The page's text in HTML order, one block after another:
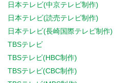
日本テレビ(中京テレビ制作)
日本テレビ(読売テレビ制作)
日本テレビ(長崎国際テレビ制作)
TBSテレビ
TBSテレビ(HBC制作)
TBSテレビ(CBC制作)